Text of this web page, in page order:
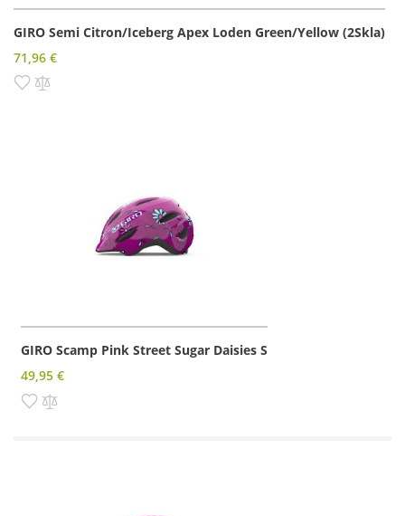
GIRO Semi Citron/Iceberg Apex Loden Green/Yellow (2Skla)
71,96 €
Pridať do zoznamu prianí
GIRO Scamp Pink Street Sugar Daisies S
49,95 €
Pridať do zoznamu prianí